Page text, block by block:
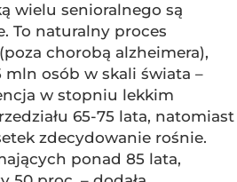
wielu senioralnego są
To naturalny proces
chorobą alzheimera),
osób w skali świata –
w stopniu lekkim
65-75 lata, natomiast
zdecydowanie rośnie.
ponad 85 lata,